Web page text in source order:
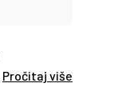
Pročitaj više